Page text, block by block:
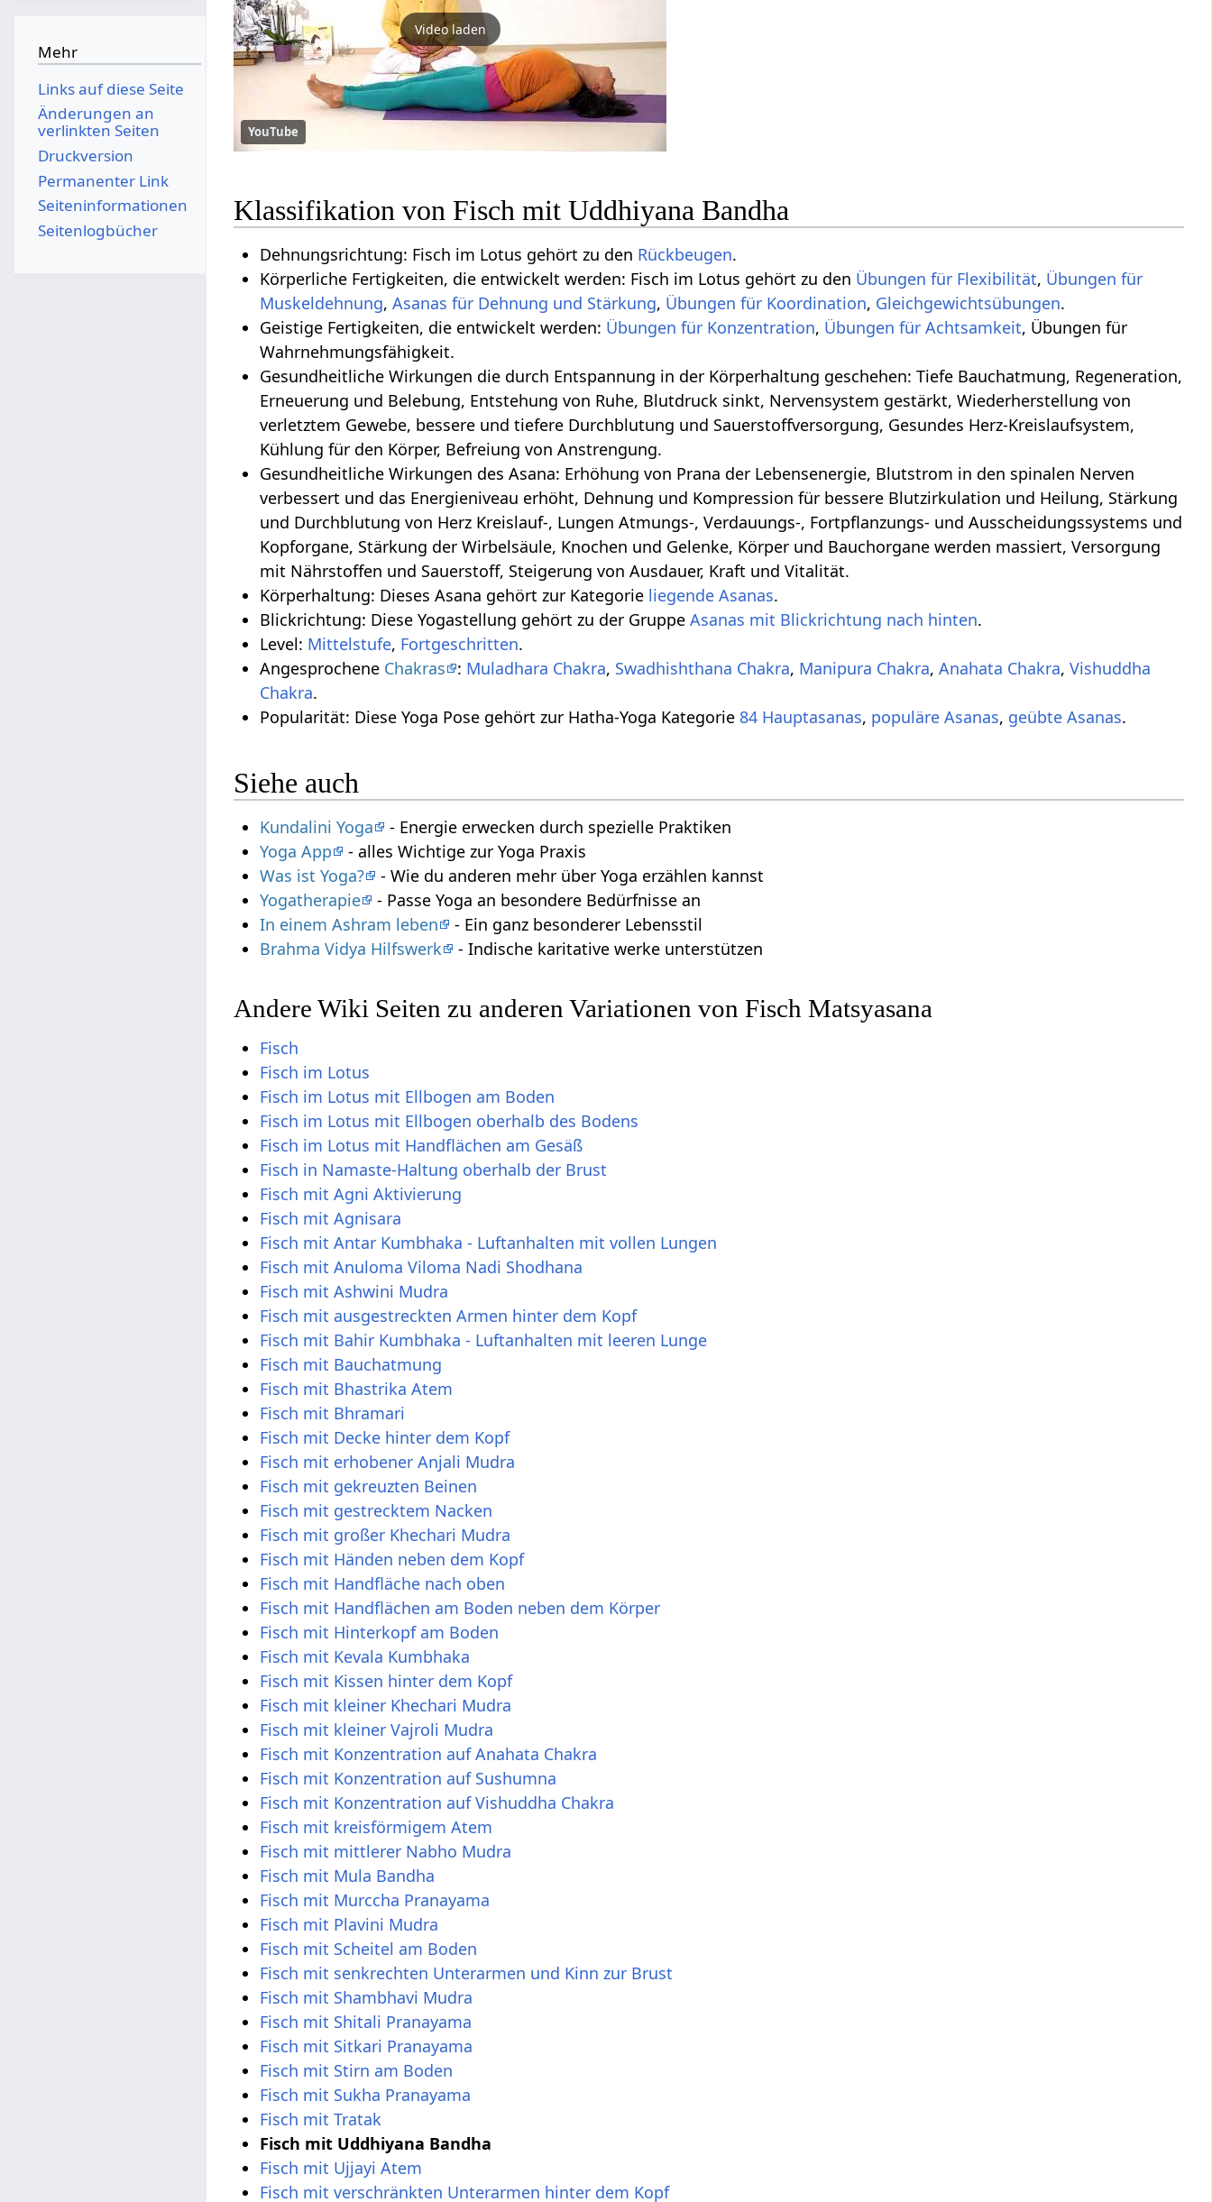
Video laden
YouTube
Klassifikation von Fisch mit Uddhiyana Bandha
Dehnungsrichtung: Fisch im Lotus gehört zu den Rückbeugen.
Körperliche Fertigkeiten, die entwickelt werden: Fisch im Lotus gehört zu den Übungen für Flexibilität, Übungen für
Muskeldehnung,Asanas für Dehnung und Stärkung, Übungen für Koordination,
.
Geistige Fertigkeiten, die entwickelt werden: Übungen für Konzentration, Übungen für Achtsamkeit, Übungen für
Wahrnehmungsfähigkeit.
Gesundheitliche Wirkungen die durch Entspannung in der Körperhaltung geschehen‏‎: Tiefe Bauchatmung, Regeneration,
Erneuerung und Belebung, Entstehung von Ruhe, Blutdruck sinkt, Nervensystem gestärkt, Wiederherstellung von
verletztem Gewebe, bessere und tiefere Durchblutung und Sauerstoffversorgung, Gesundes Herz-Kreislaufsystem,
Kühlung für den Körper, Befreiung von Anstrengung.
Gesundheitliche Wirkungen des Asana: Erhöhung von Prana der Lebensenergie, Blutstrom in den spinalen Nerven
verbessert und das Energieniveau erhöht, Dehnung und Kompression für bessere Blutzirkulation und Heilung, Stärkung
und Durchblutung von Herz Kreislauf-, Lungen Atmungs-, Verdauungs-, Fortpflanzungs- und Ausscheidungssystems und
Kopforgane, Stärkung der Wirbelsäule, Knochen und Gelenke, Körper und Bauchorgane werden massiert, Versorgung
mit Nährstoffen und Sauerstoff, Steigerung von Ausdauer, Kraft und Vitalität.
Körperhaltung: Dieses Asana gehört zur Kategorie liegende Asanas.
Blickrichtung: Diese Yogastellung gehört zu der GruppeAsanas mit Blickrichtung nach hinten.
Level: Mittelstufe, Fortgeschritten.
Angesprochene Chakras : Muladhara Chakra, Swadhishthana Chakra, Manipura Chakra,Anahata Chakra,Vishuddha
Chakra.
Popularität: Diese Yoga Pose gehört zur Hatha-Yoga Kategorie 84 Hauptasanas, populäre Asanas, geübte Asanas.
Siehe auch
Kundalini Yoga
- Energie erwecken durch spezielle Praktiken
Yoga App
- alles Wichtige zur Yoga Praxis
Was ist Yoga?
- Wie du anderen mehr über Yoga erzählen kannst
Yogatherapie
- Passe Yoga an besondere Bedürfnisse an
In einem Ashram leben
- Ein ganz besonderer Lebensstil
Brahma Vidya Hilfswerk
- Indische karitative werke unterstützen
Andere Wiki Seiten zu anderen Variationen von Fisch Matsyasana
Fisch
Fisch im Lotus
Fisch im Lotus mit Ellbogen am Boden
Fisch im Lotus mit Ellbogen oberhalb des Bodens
Fisch im Lotus mit Handflächen am Gesäß
Fisch in Namaste-Haltung oberhalb der Brust
Fisch mit Agni Aktivierung
Fisch mit Agnisara
Fisch mit Antar Kumbhaka - Luftanhalten mit vollen Lungen
Fisch mit Anuloma Viloma Nadi Shodhana
Fisch mit Ashwini Mudra
Fisch mit ausgestreckten Armen hinter dem Kopf
Fisch mit Bahir Kumbhaka - Luftanhalten mit leeren Lunge
Fisch mit Bauchatmung
Fisch mit Bhastrika Atem
Fisch mit Bhramari
Fisch mit Decke hinter dem Kopf
Fisch mit erhobener Anjali Mudra
Fisch mit gekreuzten Beinen
Fisch mit gestrecktem Nacken
Fisch mit großer Khechari Mudra
Fisch mit Händen neben dem Kopf
Fisch mit Handfläche nach oben
Fisch mit Handflächen am Boden neben dem Körper
Fisch mit Hinterkopf am Boden
Fisch mit Kevala Kumbhaka
Fisch mit Kissen hinter dem Kopf
Fisch mit kleiner Khechari Mudra
Fisch mit kleiner Vajroli Mudra
Fisch mit Konzentration auf Anahata Chakra
Fisch mit Konzentration auf Sushumna
Fisch mit Konzentration auf Vishuddha Chakra
Fisch mit kreisförmigem Atem
Fisch mit mittlerer Nabho Mudra
Fisch mit Mula Bandha
Fisch mit Murccha Pranayama
Fisch mit Plavini Mudra
Fisch mit Scheitel am Boden
Fisch mit senkrechten Unterarmen und Kinn zur Brust
Fisch mit Shambhavi Mudra
Fisch mit Shitali Pranayama
Fisch mit Sitkari Pranayama
Fisch mit Stirn am Boden
Fisch mit Sukha Pranayama
Fisch mit Tratak
Fisch mit Uddhiyana Bandha
Fisch mit Ujjayi Atem
Fisch mit verschränkten Unterarmen hinter dem Kopf
Mehr
Links auf diese Seite
Änderungen an
verlinkten Seiten
Druckversion
Permanenter Link
Seiten­­informationen
Seitenlogbücher